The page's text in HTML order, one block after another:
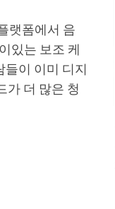
랫폼에서 음
있는 보조 케
이 이미 디지
가 더 많은 청